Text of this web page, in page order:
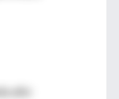
año